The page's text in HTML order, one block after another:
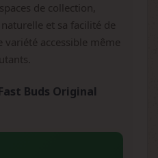
de collection,
et sa facilité de
accessible même
Buds Original